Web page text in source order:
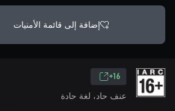
إضافة إلى قائمة الأمنيات
16+
عنف حاد، لغة حادة